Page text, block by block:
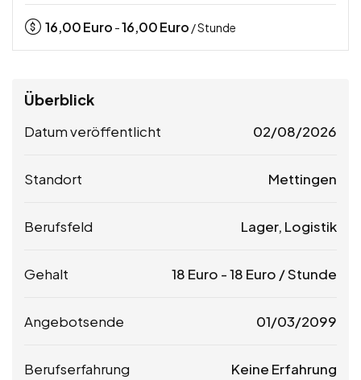
16,00Euro -16,00Euro / Stunde
Überblick
Datum veröffentlicht 02/08/2026
Standort Mettingen
Berufsfeld Lager, Logistik
Gehalt 18 Euro -18 Euro / Stunde
Angebotsende 01/03/2099
Berufserfahrung Keine Erfahrung